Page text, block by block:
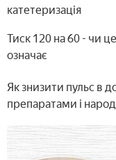
катетеризація
Тиск 120 на 60 - чи
означає
Як знизити пульс в
препаратами і